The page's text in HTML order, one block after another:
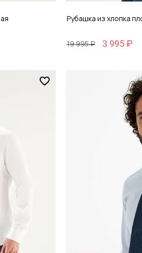
Рубашка из хлопка
19 995 ₽ 3 995 ₽